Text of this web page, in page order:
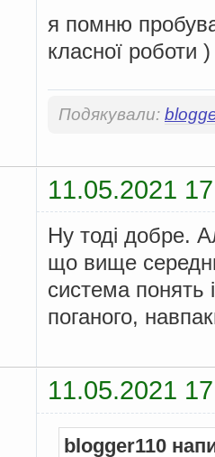
я помню
класної роботи )
Подякували:
11.05.2021
Ну тоді добре.
що вище
система понять
поганого,
11.05.2021
blogger110